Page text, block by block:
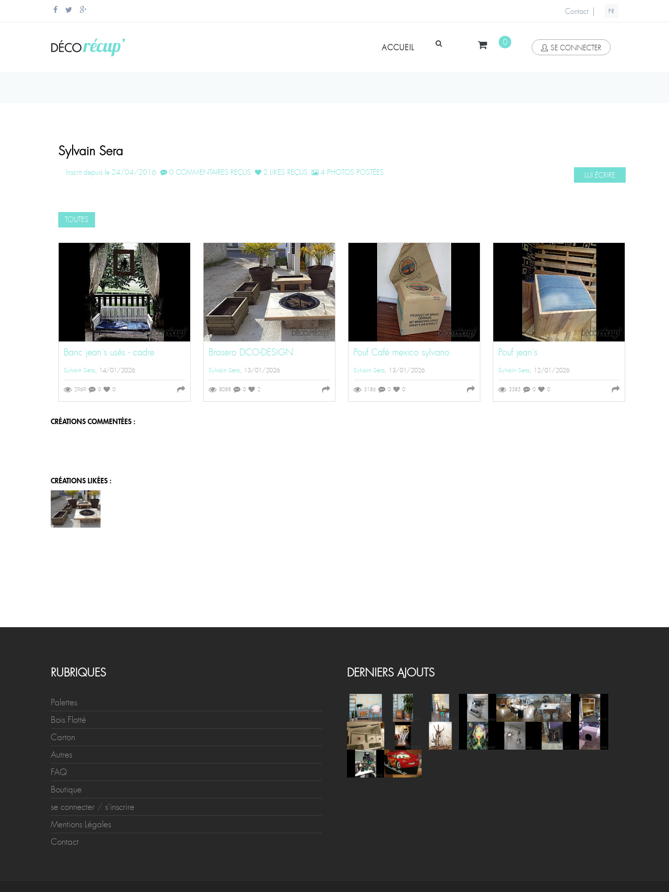
Contact | FR
ACCUEIL
0
SE CONNECTER
Sylvain Sera
Inscrit depuis le 24/04/2016 0 COMMENTAIRES REÇUS 2 LIKES REÇUS 4 PHOTOS POSTÉES LUI ÉCRIRE
TOUTES
Banc jean's usés - cadre
Sylvain Sera, 14/01/2026
2969 0 0
Brasero DCO-DESIGN
Sylvain Sera, 13/01/2026
8088 0 2
Pouf Café mexico sylvano
Sylvain Sera, 13/01/2026
3186 0 0
Pouf jean's
Sylvain Sera, 12/01/2026
3385 0 0
CRÉATIONS COMMENTÉES :
CRÉATIONS LIKÉES :
RUBRIQUES
Palettes
Bois Flotté
Carton
Autres
FAQ
Boutique
se connecter / s'inscrire
Mentions Légales
Contact
DERNIERS AJOUTS